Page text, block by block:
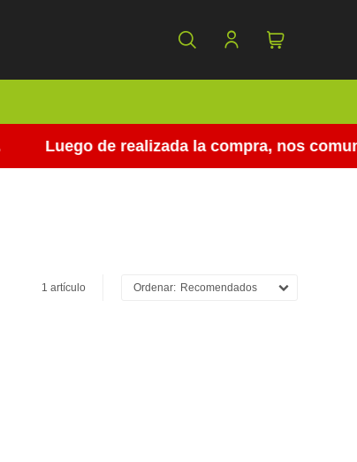
Luego de realizada la compra, nos
1 artículo Recomendados